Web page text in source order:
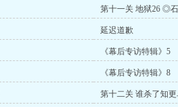
第十一关 地狱26 ◎
延迟道歉
《幕后专访特辑》5
《幕后专访特辑》8
第十二关 谁杀了知